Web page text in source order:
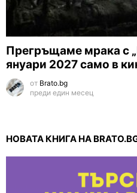
Прегръщаме мрака с
януари 2027 само в
от Brato.bg
преди един месец
НОВАТА КНИГА НА